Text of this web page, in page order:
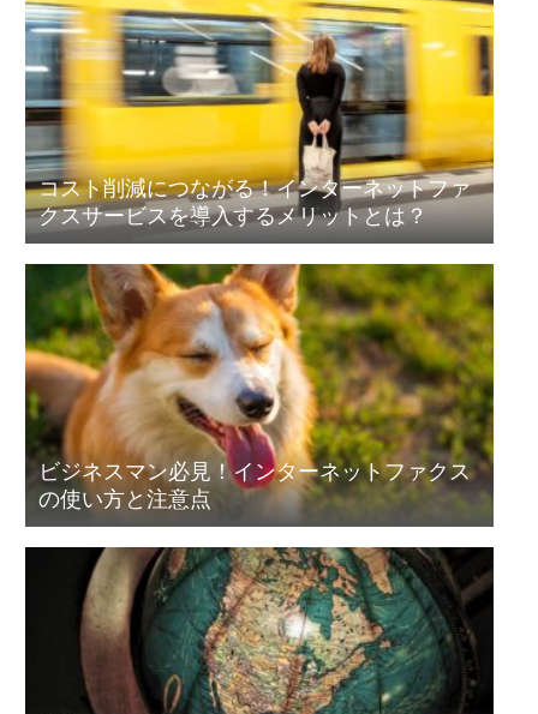
コスト削減につながる！インターネットファ
クスサービスを導入するメリットとは？
ビジネスマン必見！インターネットファクス
の使い方と注意点